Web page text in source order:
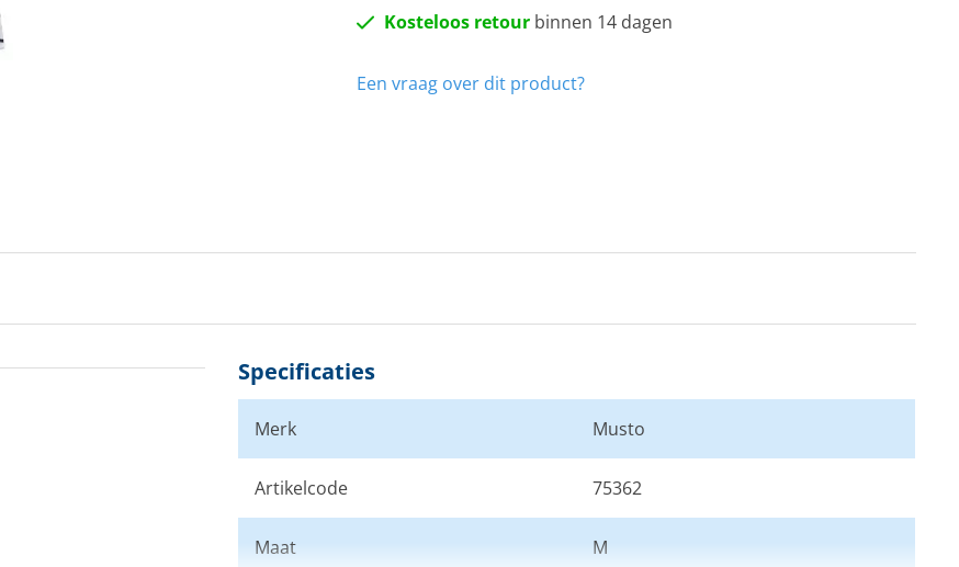
Kosteloos retourbinnen 14 dagen
Een vraag over dit product?
Specificaties
Merk Musto
Artikelcode 75362
Maat M